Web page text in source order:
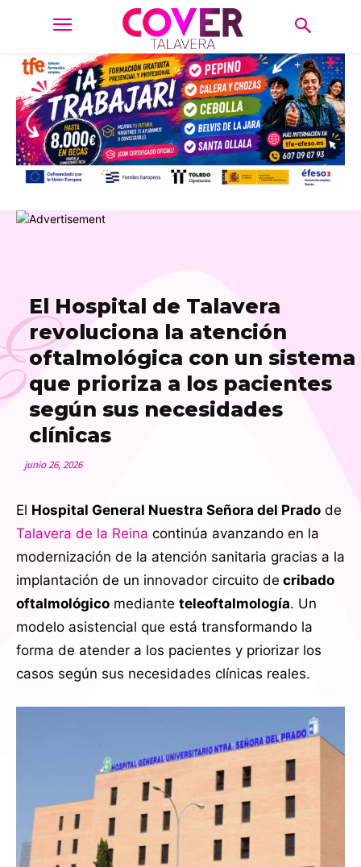
El Hospital de Talavera
revoluciona la atención
oftalmológica con un sistema
que prioriza a los pacientes
según sus necesidades
clínicas
junio 26, 2026
El Hospital General Nuestra Señora del Prado de
Talavera de la Reina continúa avanzando en la
modernización de la atención sanitaria gracias a la
implantación de un innovador circuito de cribado
oftalmológico mediante teleoftalmología. Un
modelo asistencial que está transformando la
forma de atender a los pacientes y priorizar los
casos según sus necesidades clínicas reales.